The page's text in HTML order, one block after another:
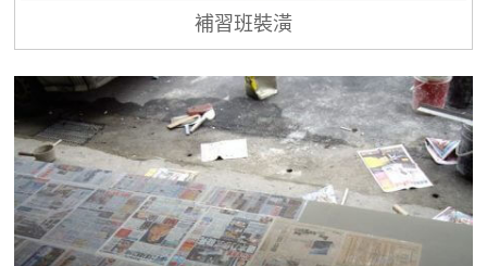
補習班裝潢